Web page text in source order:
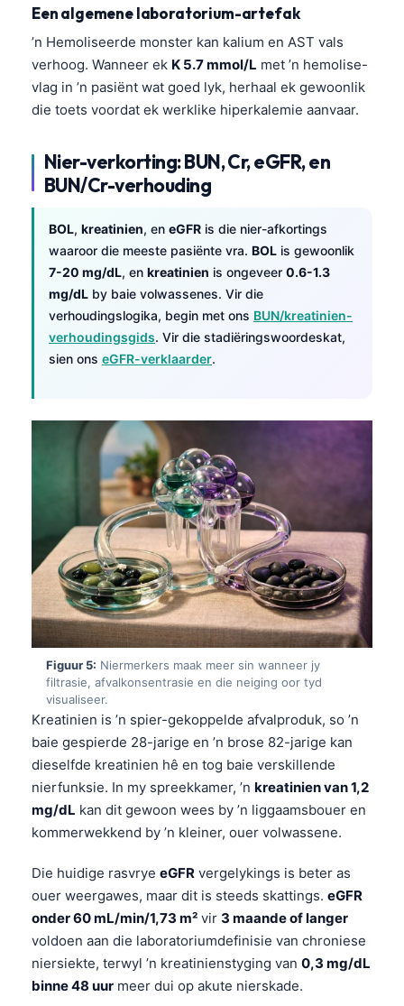
Een algemene laboratorium-artefak
’n Hemoliseerde monster kan kalium en AST vals
verhoog. Wanneer ek K 5.7 mmol/L met ’n hemolise-
vlag in ’n pasiënt wat goed lyk, herhaal ek gewoonlik
die toets voordat ek werklike hiperkalemie aanvaar.
Nier-verkorting: BUN, Cr, eGFR, en
BUN/Cr-verhouding
BOL, kreatinien, en eGFR is die nier-afkortings
waaroor die meeste pasiënte vra. BOL is gewoonlik
7-20 mg/dL, en kreatinien is ongeveer 0.6-1.3
mg/dL by baie volwassenes. Vir die
verhoudingslogika, begin met ons BUN/kreatinien-
verhoudingsgids. Vir die stadiëringswoordeskat,
sien ons eGFR-verklaarder.
Figuur 5: Niermerkers maak meer sin wanneer jy
filtrasie, afvalkonsentrasie en die neiging oor tyd
visualiseer.
Kreatinien is ’n spier-gekoppelde afvalproduk, so ’n
baie gespierde 28-jarige en ’n brose 82-jarige kan
dieselfde kreatinien hê en tog baie verskillende
nierfunksie. In my spreekkamer, ’n kreatinien van 1,2
mg/dL kan dit gewoon wees by ’n liggaamsbouer en
kommerwekkend by ’n kleiner, ouer volwassene.
Die huidige rasvrye eGFR vergelykings is beter as
ouer weergawes, maar dit is steeds skattings. eGFR
onder 60 mL/min/1,73 m² vir 3 maande of langer
voldoen aan die laboratoriumdefinisie van chroniese
niersiekte, terwyl ’n kreatinienstyging van 0,3 mg/dL
binne 48 uur meer dui op akute nierskade.
ئۇيغۇرچە
Кыргызча
Татар теле
Беларуская мова
Frysk
Ślōnskŏ gŏdka
Norsk bokmål